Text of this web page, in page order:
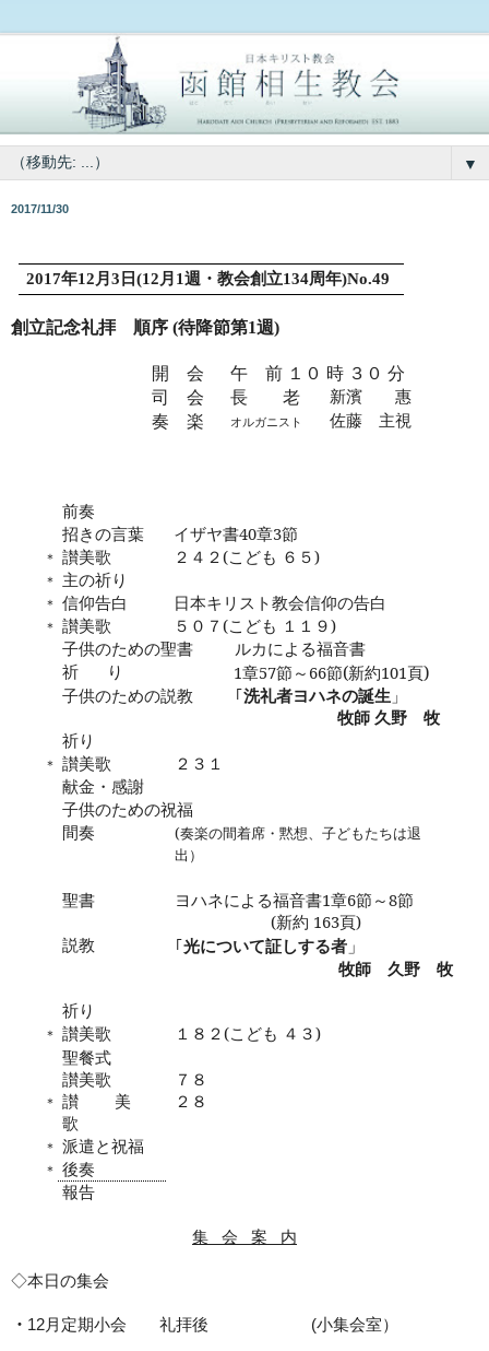
▼
2017/11/30
2017年12 月3 日(12 月 1週・教会創立134周年)No.49
創立記念礼拝 順序 (待降節第1週)
開 会
午 前 １０ 時 ３０ 分
司 会
長 老 新濱 惠
奏 楽 オルガニスト 佐藤 主視
前奏
招きの言葉
イザヤ書40章3節
＊ 讃美歌 ２４２(こども ６５)
＊ 主の祈り
＊ 信仰告白 日本キリスト教会信仰の告白
＊ 讃美歌 ５０７ (こども １１９)
子供のための聖書
ルカによる福音書
祈
り 1章57節～ 66節(新約101頁)
子供のための説教 ｢洗礼者ヨハネの誕生 」
牧師 久野 牧
祈り
＊ 讃美歌
２３１
献金・感謝
子供のための祝福
間奏
(奏楽の間着席・黙想、子どもたちは退
出）
聖書 ヨハネによる福音書1章6節～8節
(新約 163頁)
説教
祈り
｢光について証しする者 」
牧師 久野 牧
＊ 讃美歌 １８２(こども ４３)
＊
聖餐式
讃美歌
讃 美
歌
７８
２８
＊ 派遣と祝福
＊ 後奏
報告
集 会 案
内
◇本日の集会
・ 12月定期小会 礼拝後 (小集会室）